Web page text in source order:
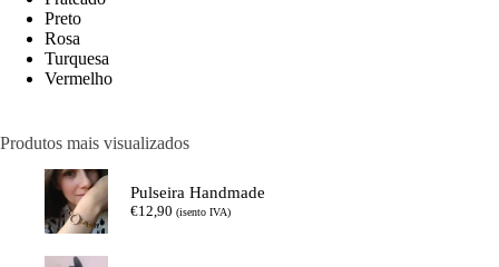
Preto
Rosa
Turquesa
Vermelho
Produtos mais visualizados
Pulseira Handmade
€12,90 (isento IVA)